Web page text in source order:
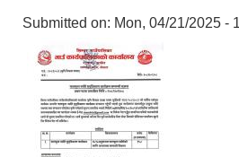
Submitted on: Mon, 04/21/2025 -